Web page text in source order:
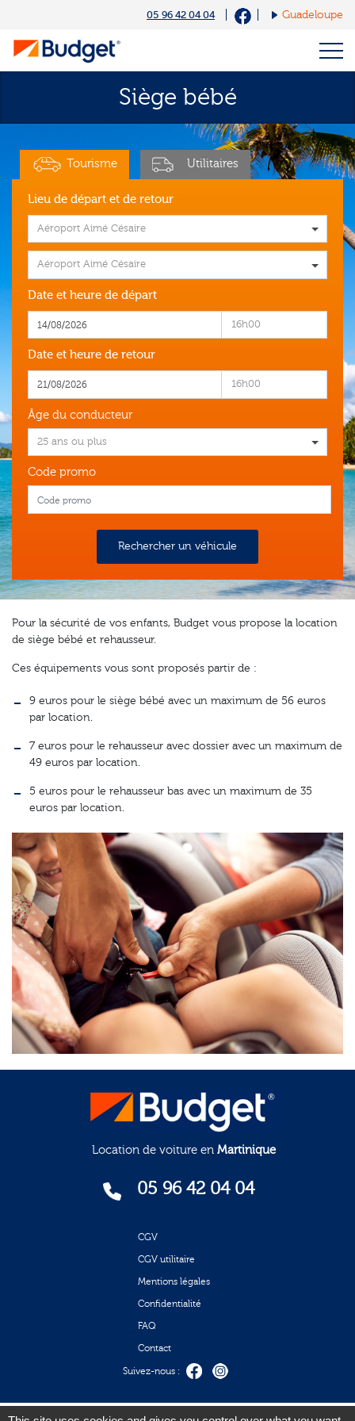
05 96 42 04 04 Guadeloupe
Siège bébé
Tourisme Utilitaires
Lieu de départ et de retour
Aéroport Aimé Césaire
Aéroport Aimé Césaire
Date et heure de départ
16h00
Date et heure de retour
16h00
Âge du conducteur
25 ans ou plus
Code promo
Rechercher un véhicule
Pour la sécurité de vos enfants, Budget vous propose la location
de siège bébé et rehausseur.
Ces équipements vous sont proposés partir de :
9 euros pour le siège bébé avec un maximum de 56 euros
par location.
7 euros pour le rehausseur avec dossier avec un maximum de
49 euros par location.
5 euros pour le rehausseur bas avec un maximum de 35
euros par location.
Location de voiture en Martinique
05 96 42 04 04
CGV
CGV utilitaire
Mentions légales
Confidentialité
FAQ
Contact
Suivez-nous :
Mode de paiement acceptés